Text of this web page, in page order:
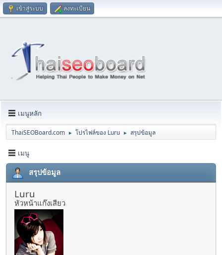
เข้าสู่ระบบ ลงทะเบียน
เมนูหลัก
ThaiSEOBoard.com ► โปรไฟล์ของ Luru ► สรุปข้อมูล
เมนู
สรุปข้อมูล
Luru
หัวหน้าแก๊งเสียว